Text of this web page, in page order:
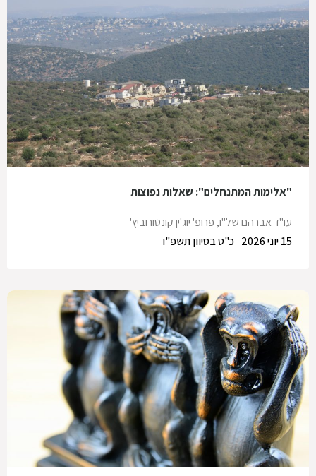
"אלימות המתנחלים": שאלות נפוצות
עו"ד אברהם של"ו, פרופ' יוג'ין קונטורוביץ'
כ"ט בסיוון תשפ"ו
15 יוני 2026